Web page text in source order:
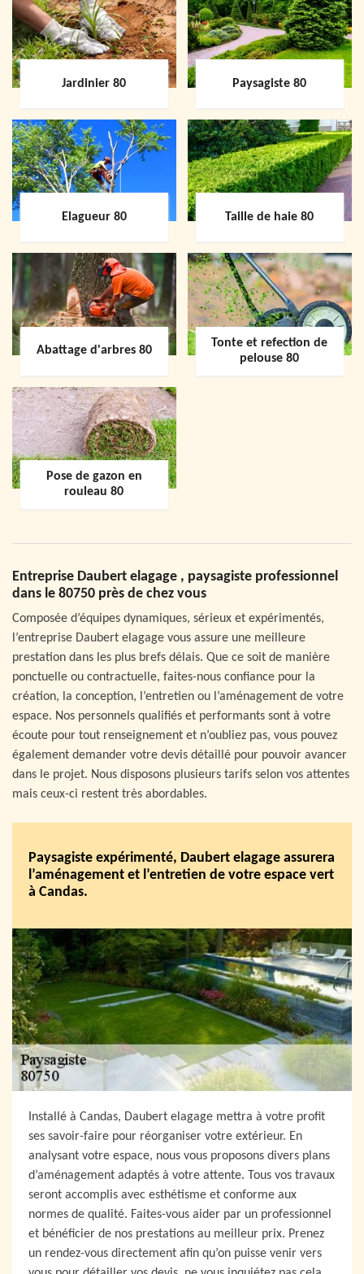
Jardinier 80 Paysagiste 80
Elagueur 80 Taille de haie 80
Abattage d'arbres 80
Tonte et refection de
pelouse 80
Pose de gazon en
rouleau 80
Entreprise Daubert elagage , paysagiste professionnel
dans le 80750 près de chez vous
Composée d’équipes dynamiques, sérieux et expérimentés,
l’entreprise Daubert elagage vous assure une meilleure
prestation dans les plus brefs délais. Que ce soit de manière
ponctuelle ou contractuelle, faites-nous confiance pour la
création, la conception, l’entretien ou l’aménagement de votre
espace. Nos personnels qualifiés et performants sont à votre
écoute pour tout renseignement et n’oubliez pas, vous pouvez
également demander votre devis détaillé pour pouvoir avancer
dans le projet. Nous disposons plusieurs tarifs selon vos attentes
mais ceux-ci restent très abordables.
Paysagiste expérimenté, Daubert elagage assurera
l’aménagement et l’entretien de votre espace vert
à Candas.
Installé à Candas, Daubert elagage mettra à votre profit
ses savoir-faire pour réorganiser votre extérieur. En
analysant votre espace, nous vous proposons divers plans
d’aménagement adaptés à votre attente. Tous vos travaux
seront accomplis avec esthétisme et conforme aux
normes de qualité. Faites-vous aider par un professionnel
et bénéficier de nos prestations au meilleur prix. Prenez
un rendez-vous directement afin qu’on puisse venir vers